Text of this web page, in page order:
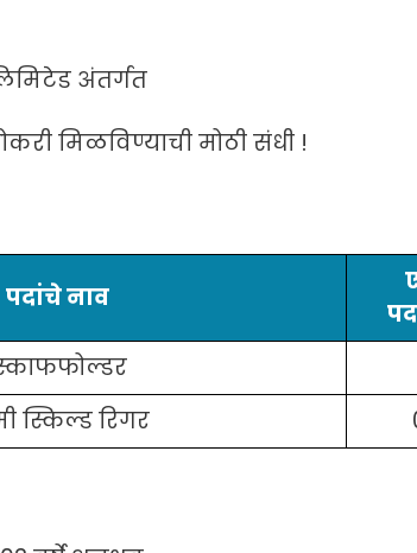
अंतर्गत
मिळविण्याची मोठी संधी !
पदांचे नाव
स्किल्ड रिगर
👇 Cyber Katta ला जॉईन करा.
जॉईन करा
Close